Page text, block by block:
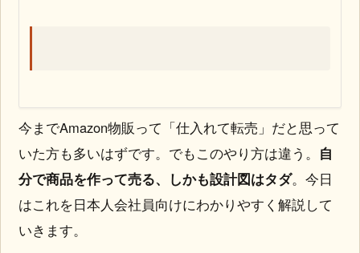
今までAmazon物販って「仕入れて転売」だと思って
いた方も多いはずです。でもこのやり方は違う。 自
分で商品を作って売る、しかも設計図はタダ。今日
はこれを日本人会社員向けにわかりやすく解説して
いきます。